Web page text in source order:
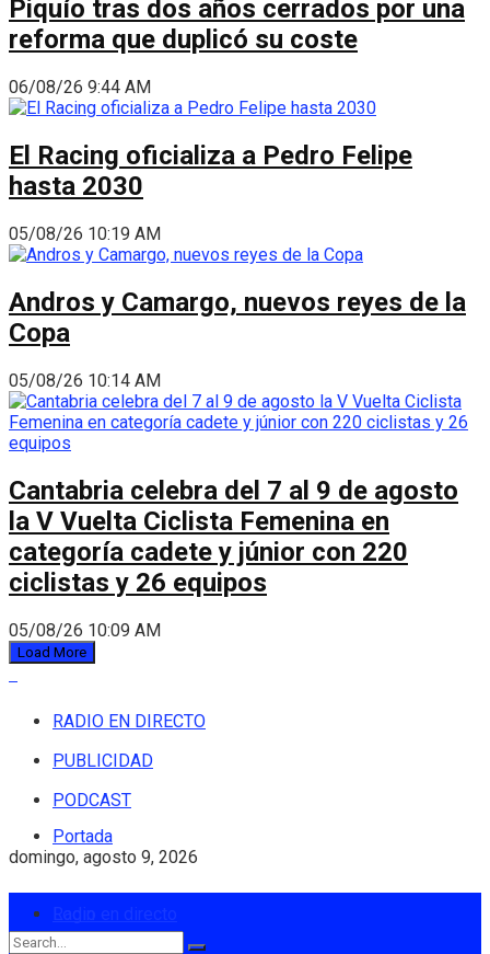
Piquío tras dos años cerrados por una
reforma que duplicó su coste
06/08/26 9:44 AM
El Racing oficializa a Pedro Felipe
hasta 2030
05/08/26 10:19 AM
Andros y Camargo, nuevos reyes de la
Copa
05/08/26 10:14 AM
Cantabria celebra del 7 al 9 de agosto
la V Vuelta Ciclista Femenina en
categoría cadete y júnior con 220
ciclistas y 26 equipos
05/08/26 10:09 AM
Load More
RADIO EN DIRECTO
PUBLICIDAD
PODCAST
domingo, agosto 9, 2026
Portada